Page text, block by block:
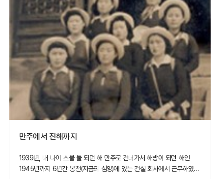
하청받아 공사를 하시던 작은아버지의 권유로 건설현장에 뛰어들었다.[
일제 강점기 때의 도
만주에서 진해까지
1939년, 내 나이 스물 둘 되던 해 만주로 건너가서 해방이 되던 해인
1945년까지 6년간 봉천(지금의 심양)에 있는 건설 회사에서 근무하였다.